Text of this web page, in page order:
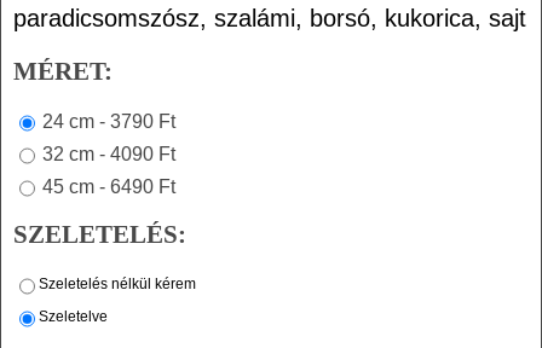
paradicsomszósz, szalámi, borsó, kukorica, sajt
MÉRET:
24 cm - 3790 Ft
32 cm - 4090 Ft
45 cm - 6490 Ft
SZELETELÉS:
Szeletelés nélkül kérem
Szeletelve